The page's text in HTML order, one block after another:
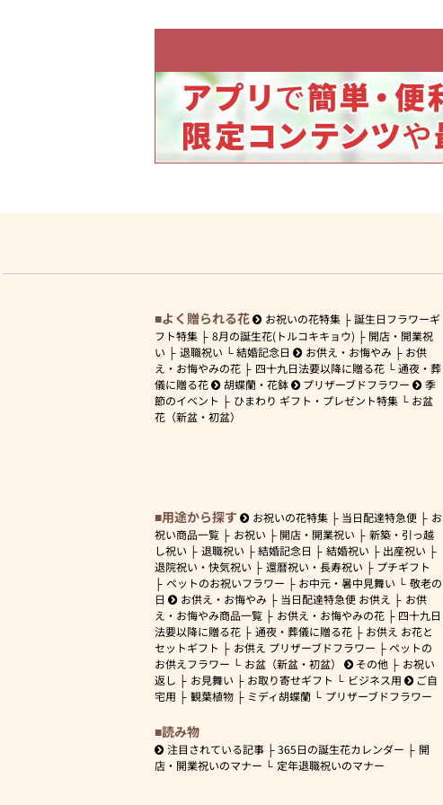
よく贈られる花 お祝いの花特集
誕生日フラワーギ
フト特集
8月の誕生花(トルコキキョウ)
開店・開業祝
い
退職祝い 結婚記念日 お供え・お悔やみ
お供
え・お悔やみの花
四十九日法要以降に贈る花
通夜・葬
儀に贈る花
胡蝶蘭・花鉢 プリザーブドフラワー
季
節のイベント
ひまわり ギフト・プレゼント特集
お盆
花（新盆・初盆）
用途から探す お祝いの花特集 当日配達特急便
お
祝い商品一覧
お祝い 開店・開業祝い
新築・引っ越
し祝い
退職祝い 結婚記念日 結婚祝い
出産祝い
退院祝い・快気祝い
還暦祝い・長寿祝い
プチギフト
ペットのお祝いフラワー
お中元・暑中見舞い
敬老の
日
お供え・お悔やみ 当日配達特急便 お供え
お供
え・お悔やみ商品一覧
お供え・お悔やみの花
四十九日
法要以降に贈る花
通夜・葬儀に贈る花
お供え お花と
セットギフト
お供え プリザーブドフラワー
ペットの
お供えフラワー
お盆（新盆・初盆） その他
お祝い
返し
お見舞い お取り寄せギフト ビジネス用
ご自
宅用
観葉植物 ミディ胡蝶蘭 プリザーブドフラワー
読み物
注目されている記事 365日の誕生花カレンダー
開
店・開業祝いのマナー
定年退職祝いのマナー